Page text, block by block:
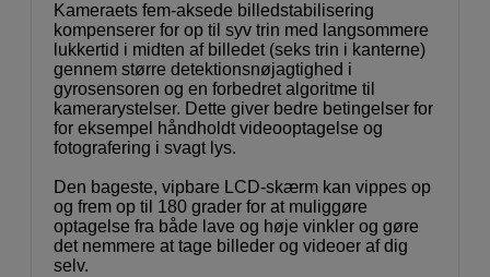
Kameraets fem-aksede billedstabilisering
kompenserer for op til syv trin med langsommere
lukkertid i midten af billedet (seks trin i kanterne)
gennem større detektionsnøjagtighed i
gyrosensoren og en forbedret algoritme til
kamerarystelser. Dette giver bedre betingelser for
for eksempel håndholdt videooptagelse og
fotografering i svagt lys.
Den bageste, vipbare LCD-skærm kan vippes op
og frem op til 180 grader for at muliggøre
optagelse fra både lave og høje vinkler og gøre
det nemmere at tage billeder og videoer af dig
selv.